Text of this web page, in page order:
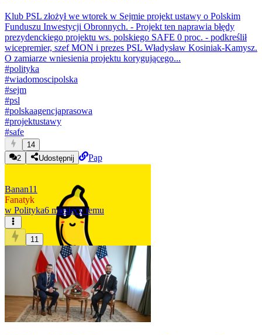
Klub PSL złożył we wtorek w Sejmie projekt ustawy o Polskim
Funduszu Inwestycji Obronnych. - Projekt ten naprawia błędy
prezydenckiego projektu ws. polskiego SAFE 0 proc. - podkreślił
wicepremier, szef MON i prezes PSL Władysław Kosiniak-Kamysz.
O zamiarze wniesienia projektu korygującego...
#polityka
#wiadomoscipolska
#sejm
#psl
#polskaagencjaprasowa
#projektustawy
#safe
14
2
Udostępnij Pap
Banan11
Fanatyk
w Polityka6 miesięcy temu
11